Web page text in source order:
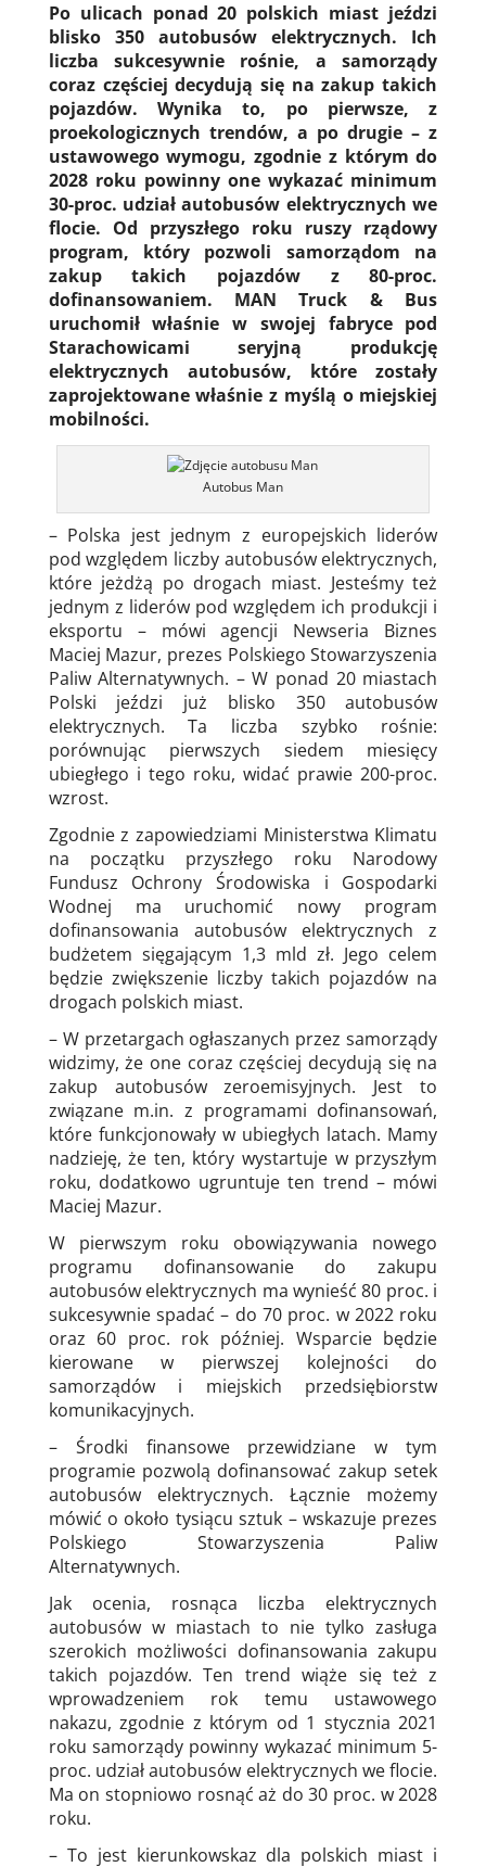
Po ulicach ponad 20 polskich miast jeździ
blisko 350 autobusów elektrycznych. Ich
liczba sukcesywnie rośnie, a samorządy
coraz częściej decydują się na zakup takich
pojazdów. Wynika to, po pierwsze, z
proekologicznych trendów, a po drugie – z
ustawowego wymogu, zgodnie z którym do
2028 roku powinny one wykazać minimum
30-proc. udział autobusów elektrycznych we
flocie. Od przyszłego roku ruszy rządowy
program, który pozwoli samorządom na
zakup takich pojazdów z 80-proc.
dofinansowaniem. MAN Truck & Bus
uruchomił właśnie w swojej fabryce pod
Starachowicami seryjną produkcję
elektrycznych autobusów, które zostały
zaprojektowane właśnie z myślą o miejskiej
mobilności.
Autobus Man
– Polska jest jednym z europejskich liderów
pod względem liczby autobusów elektrycznych,
które jeżdżą po drogach miast. Jesteśmy też
jednym z liderów pod względem ich produkcji i
eksportu – mówi agencji Newseria Biznes
Maciej Mazur, prezes Polskiego Stowarzyszenia
Paliw Alternatywnych. – W ponad 20 miastach
Polski jeździ już blisko 350 autobusów
elektrycznych. Ta liczba szybko rośnie:
porównując pierwszych siedem miesięcy
ubiegłego i tego roku, widać prawie 200-proc.
wzrost.
Zgodnie z zapowiedziami Ministerstwa Klimatu
na początku przyszłego roku Narodowy
Fundusz Ochrony Środowiska i Gospodarki
Wodnej ma uruchomić nowy program
dofinansowania autobusów elektrycznych z
budżetem sięgającym 1,3 mld zł. Jego celem
będzie zwiększenie liczby takich pojazdów na
drogach polskich miast.
– W przetargach ogłaszanych przez samorządy
widzimy, że one coraz częściej decydują się na
zakup autobusów zeroemisyjnych. Jest to
związane m.in. z programami dofinansowań,
które funkcjonowały w ubiegłych latach. Mamy
nadzieję, że ten, który wystartuje w przyszłym
roku, dodatkowo ugruntuje ten trend – mówi
Maciej Mazur.
W pierwszym roku obowiązywania nowego
programu dofinansowanie do zakupu
autobusów elektrycznych ma wynieść 80 proc. i
sukcesywnie spadać – do 70 proc. w 2022 roku
oraz 60 proc. rok później. Wsparcie będzie
kierowane w pierwszej kolejności do
samorządów i miejskich przedsiębiorstw
komunikacyjnych.
– Środki finansowe przewidziane w tym
programie pozwolą dofinansować zakup setek
autobusów elektrycznych. Łącznie możemy
mówić o około tysiącu sztuk – wskazuje prezes
Polskiego Stowarzyszenia Paliw
Alternatywnych.
Jak ocenia, rosnąca liczba elektrycznych
autobusów w miastach to nie tylko zasługa
szerokich możliwości dofinansowania zakupu
takich pojazdów. Ten trend wiąże się też z
wprowadzeniem rok temu ustawowego
nakazu, zgodnie z którym od 1 stycznia 2021
roku samorządy powinny wykazać minimum 5-
proc. udział autobusów elektrycznych we flocie.
Ma on stopniowo rosnąć aż do 30 proc. w 2028
roku.
– To jest kierunkowskaz dla polskich miast i